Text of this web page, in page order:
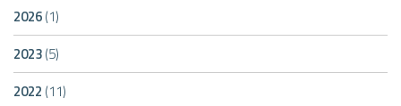
2026(1)
2023(5)
2022 (11)